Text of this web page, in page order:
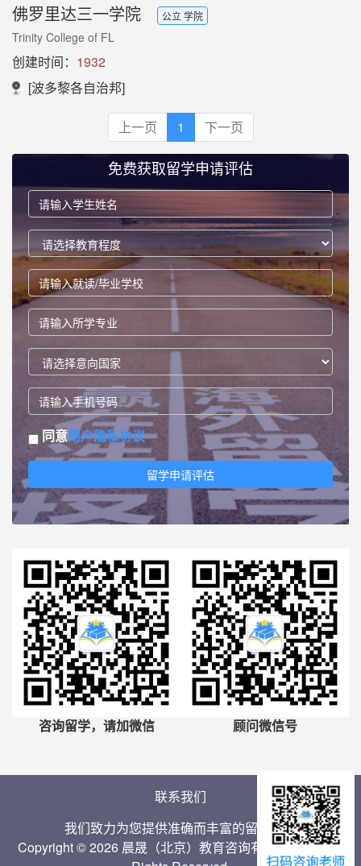
佛罗里达三一学院 公立 学院
Trinity College of FL
创建时间： 1932
[波多黎各自治邦]
上一页 1 下一页
免费获取留学申请评估
同意用户隐私协议
留学申请评估
咨询留学，请加微信 顾问微信号
联系我们
我们致力为您提供准确而丰富的留学信息
Copyright © 2026 晨晟（北京）教育咨询有限公司 Inc. All